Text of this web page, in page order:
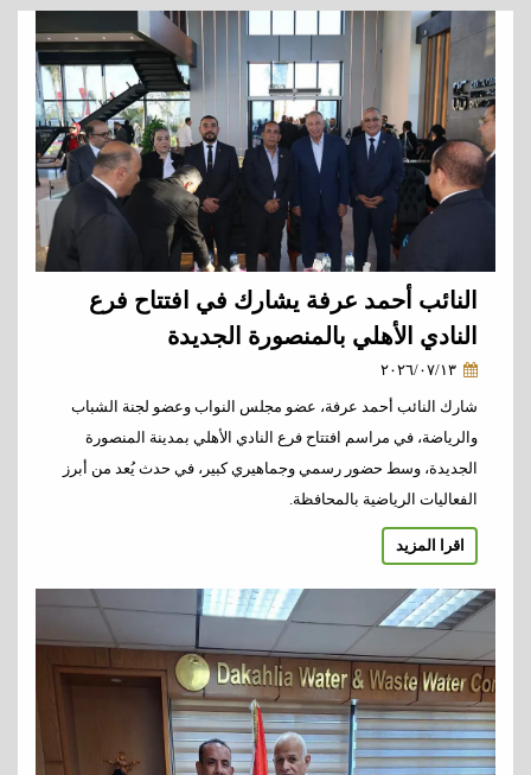
النائب أحمد عرفة يشارك في افتتاح فرع
النادي الأهلي بالمنصورة الجديدة
شارك النائب أحمد عرفة، عضو مجلس النواب وعضو لجنة الشباب
والرياضة، في مراسم افتتاح فرع النادي الأهلي بمدينة المنصورة
الجديدة، وسط حضور رسمي وجماهيري كبير، في حدث يُعد من أبرز
الفعاليات الرياضية بالمحافظة.
اقرا المزيد